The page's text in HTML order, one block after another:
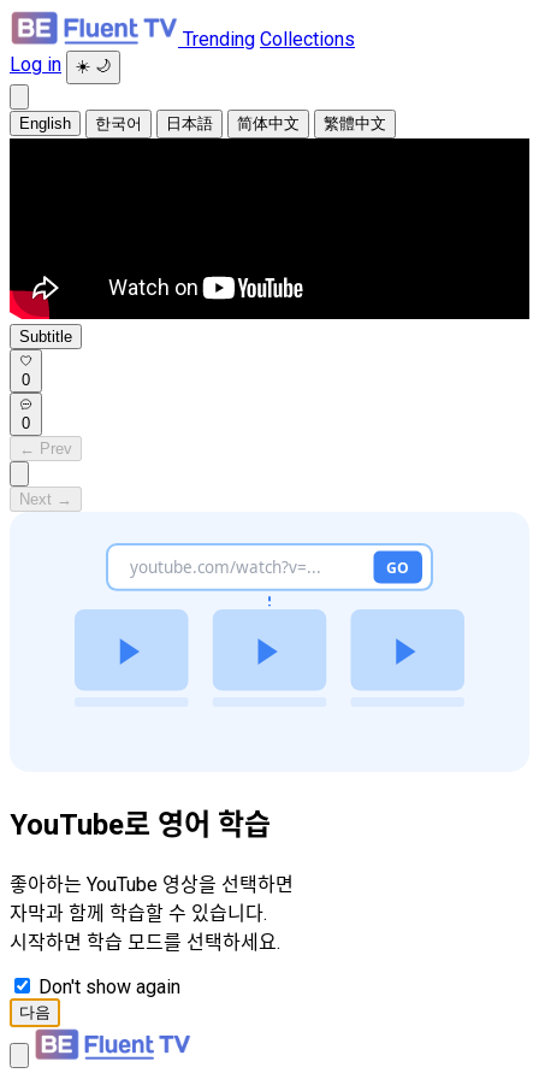
Trending Collections
Log in
☀️ 🌙
English 한국어 日本語 简体中文 繁體中文
Subtitle
0
0
← Prev
Next →
YouTube로 영어 학습
좋아하는 YouTube 영상을 선택하면
자막과 함께 학습할 수 있습니다.
시작하면 학습 모드를 선택하세요.
Don't show again
다음